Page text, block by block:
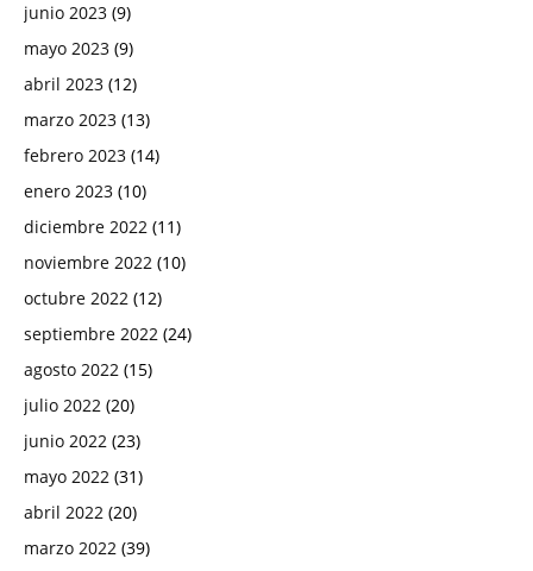
junio 2023 (9)
mayo 2023 (9)
abril 2023 (12)
marzo 2023 (13)
febrero 2023 (14)
enero 2023 (10)
diciembre 2022 (11)
noviembre 2022 (10)
octubre 2022 (12)
septiembre 2022 (24)
agosto 2022 (15)
julio 2022 (20)
junio 2022 (23)
mayo 2022 (31)
abril 2022 (20)
marzo 2022 (39)